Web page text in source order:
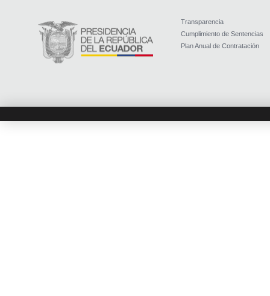
Transparencia
Cumplimiento de Sentencias
Plan Anual de Contratación